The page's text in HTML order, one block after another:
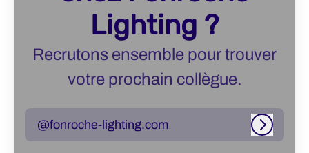
Lighting ?
Recrutons ensemble pour trouver
votre prochain collègue.
@fonroche-lighting.com